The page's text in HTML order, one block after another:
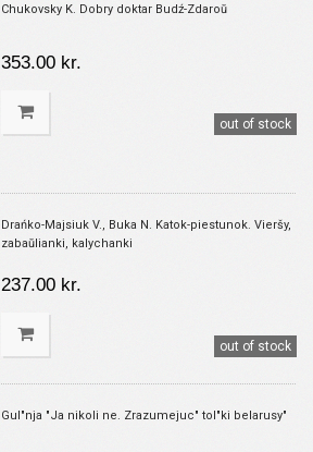
Chukovsky K. Dobry doktar Budź-Zdaroŭ
353.00 kr.
out of stock
Drańko-Majsiuk V., Buka N. Katok-piestunok. Vieršy,
zabaŭlianki, kalychanki
237.00 kr.
out of stock
Gul"nja "Ja nikoli ne. Zrazumejuc" tol"ki belarusy"